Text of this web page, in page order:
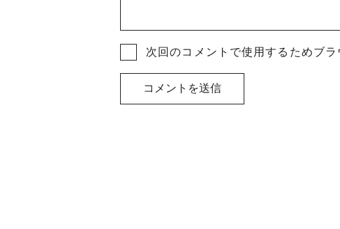
次回のコメントで使用するためブ